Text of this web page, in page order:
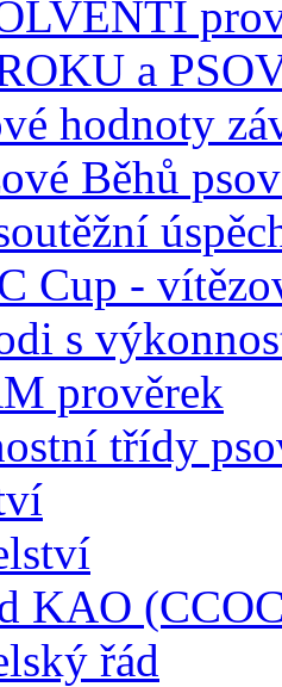
a
hodnoty
Běhů
Cup -
s
prověrek
třídy
KAO
řád